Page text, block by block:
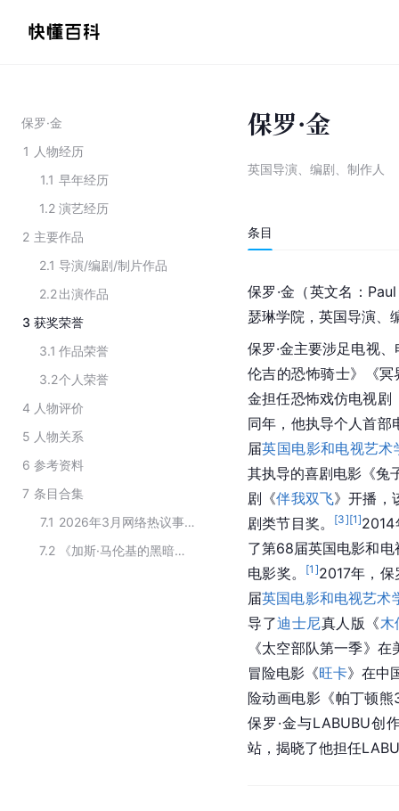
保罗·金
1 人物经历
1.1 早年经历
1.2 演艺经历
2 主要作品
2.1 导演/编剧/制片作品
2.2出演作品
3 获奖荣誉
3.1 作品荣誉
3.2个人荣誉
4 人物评价
5 人物关系
6 参考资料
7 条目合集
7.1
2026年3月网络热议事件当事人
7.2
《加斯·马伦基的黑暗之地》的主要演员
保罗·金
英国导演、编剧、制作人
条目
保罗·金（英文名：
瑟琳学院，英国导演、
保罗·金主要涉足电视
伦吉的恐怖骑士》《
金担任恐怖戏仿电视剧
同年，他执导个人首
届英国电影和电视艺术
其执导的喜剧电影《兔
剧《伴我双飞》开播，
剧类节目奖。
[3][1]2014
了第68届英国电影和电
电影奖。
[1 ]2017年，保
届英国电影和电视艺术
导了迪士尼真人版《木
《太空部队第一季》在
冒险电影《旺卡》在中
险动画电影《帕丁顿
保罗·金与LABUBU创
站，揭晓了他担任